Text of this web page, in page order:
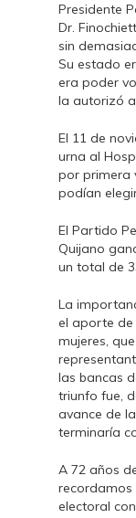
Presidente
Dr.
sin
Su estado
era poder
la autorizó
El 11 de
urna al
por primera
podían
El Partido
Quijano
un total de
La
el aporte de
mujeres,
las bancas
triunfo fue,
avance de
terminaría
A 72 años
recordamos
electoral